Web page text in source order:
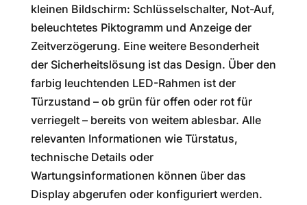
kleinen Bildschirm: Schlüsselschalter, Not-Auf,
beleuchtetes Piktogramm und Anzeige der
Zeitverzögerung. Eine weitere Besonderheit
der Sicherheitslösung ist das Design. Über den
farbig leuchtenden LED-Rahmen ist der
Türzustand – ob grün für offen oder rot für
verriegelt – bereits von weitem ablesbar. Alle
relevanten Informationen wie Türstatus,
technische Details oder
Wartungsinformationen können über das
Display abgerufen oder konfiguriert werden.